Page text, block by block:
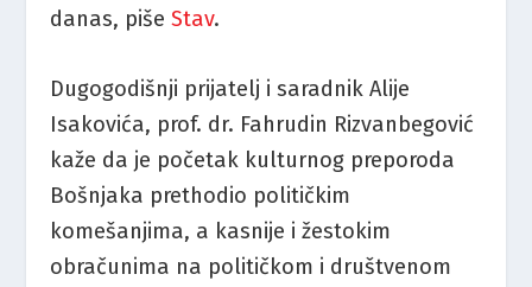
danas, pišeStav.
Dugogodišnji prijatelj i saradnik Alije
Isakovića, prof. dr. Fahrudin Rizvanbegović
kaže da je početak kulturnog preporoda
Bošnjaka prethodio političkim
komešanjima, a kasnije i žestokim
obračunima na političkom i društvenom